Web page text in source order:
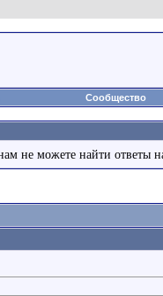
Сообщество
не можете найти ответы